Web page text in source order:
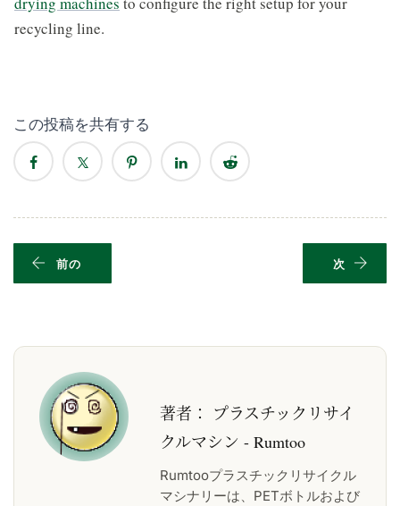
recycling line.
この投稿を共有する
前の 次
著者：
プラスチックリサイ
クルマシン - Rumtoo
Rumtooプラスチックリサイクル
マシナリーは、PETボトルおよび